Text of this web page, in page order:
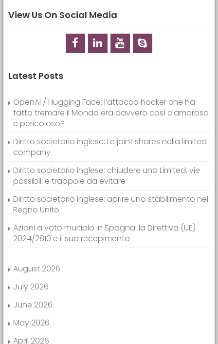
View Us On Social Media
Latest Posts
OpenAI / Hugging Face: l’attacco hacker che ha
fatto tremare il Mondo era davvero così clamoroso
e pericoloso?
Diritto societario inglese: Le joint shares nella limited
company
Diritto societario inglese: chiudere una Limited, vie
possibili e trappole da evitare
Diritto societario inglese: aprire uno stabilimento nel
Regno Unito
Azioni a voto multiplo in Spagna: la Direttiva (UE)
2024/2810 e il suo recepimento
August 2026
July 2026
June 2026
May 2026
April 2026